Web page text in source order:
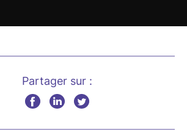
Partager sur :